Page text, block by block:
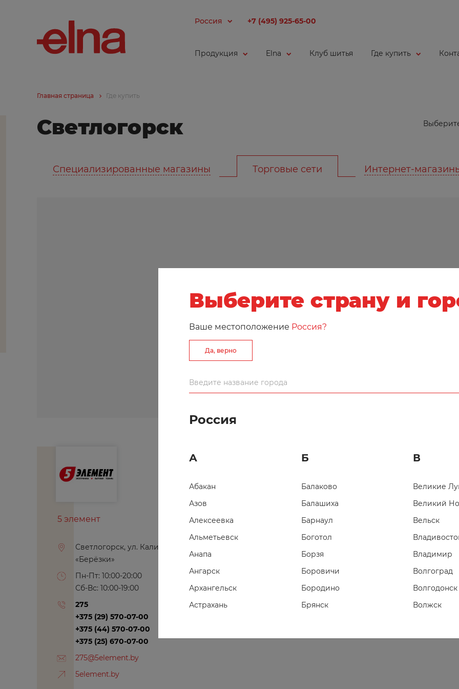
Россия +7 (495) 925-65-00
Продукция Elna Клуб шитья Где купить
Главная страница Где купить
Светлогорск
Специализированные магазины Торговые сети Интернет-
5 элемент
Светлогорск, ул. Калинина, 6, ТЦ
«Берёзки»
Пн-Пт: 10:00-20:00
Сб-Вс: 10:00-19:00
275
+375 (29) 570-07-00
+375 (44) 570-07-00
+375 (25) 670-07-00
275@5element.by
5element.by
Выберите страну и
Ваше местоположение Россия?
Да, верно
Россия
А
Абакан
Азов
Алексеевка
Альметьевск
Анапа
Ангарск
Архангельск
Астрахань
Ачинск
Б
Балаково
Балашиха
Барнаул
Боготол
Борзя
Боровичи
Бородино
Брянск
В
Великие
Великий
Вельск
Владимир
Волгоград
Волгодонск
Волжск
Вологда